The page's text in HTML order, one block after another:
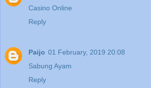
Casino Online
Reply
Paijo 01 February, 2019 20:08
Sabung Ayam
Reply